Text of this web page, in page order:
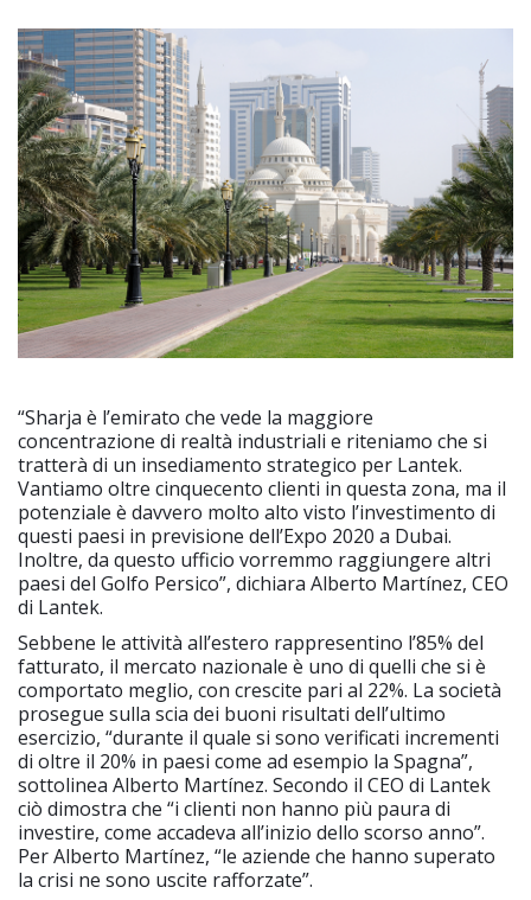
“Sharja è l’emirato che vede la maggiore
concentrazione di realtà industriali e riteniamo che si
tratterà di un insediamento strategico per Lantek.
Vantiamo oltre cinquecento clienti in questa zona, ma il
potenziale è davvero molto alto visto l’investimento di
questi paesi in previsione dell’Expo 2020 a Dubai.
Inoltre, da questo ufficio vorremmo raggiungere altri
paesi del Golfo Persico”, dichiara Alberto Martínez, CEO
di Lantek.
Sebbene le attività all’estero rappresentino l’85% del
fatturato, il mercato nazionale è uno di quelli che si è
comportato meglio, con crescite pari al 22%. La società
prosegue sulla scia dei buoni risultati dell’ultimo
esercizio, “durante il quale si sono verificati incrementi
di oltre il 20% in paesi come ad esempio la Spagna”,
sottolinea Alberto Martínez. Secondo il CEO di Lantek
ciò dimostra che “i clienti non hanno più paura di
investire, come accadeva all’inizio dello scorso anno”.
Per Alberto Martínez, “le aziende che hanno superato
la crisi ne sono uscite rafforzate”.